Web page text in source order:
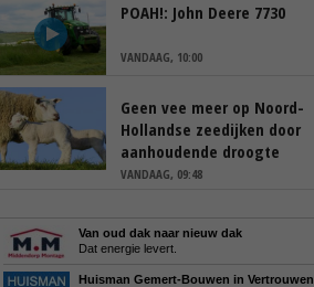
POAH!: John Deere 7730
VANDAAG, 10:00
Geen vee meer op Noord-
Hollandse zeedijken door
aanhoudende droogte
VANDAAG, 09:48
Van oud dak naar nieuw dak
Dat energie levert.
Huisman Gemert-Bouwen in Vertrouwen